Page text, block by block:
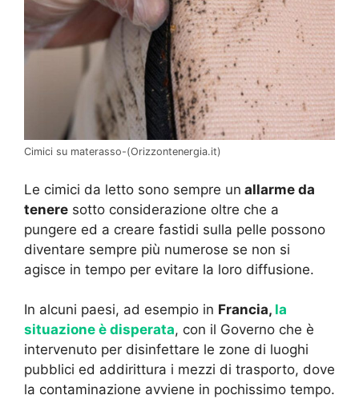
Cimici su materasso-(Orizzontenergia.it)
Le cimici da letto sono sempre un allarme da
tenere sotto considerazione oltre che a
pungere ed a creare fastidi sulla pelle possono
diventare sempre più numerose se non si
agisce in tempo per evitare la loro diffusione.
In alcuni paesi, ad esempio in Francia, la
situazione è disperata, con il Governo che è
intervenuto per disinfettare le zone di luoghi
pubblici ed addirittura i mezzi di trasporto, dove
la contaminazione avviene in pochissimo tempo.